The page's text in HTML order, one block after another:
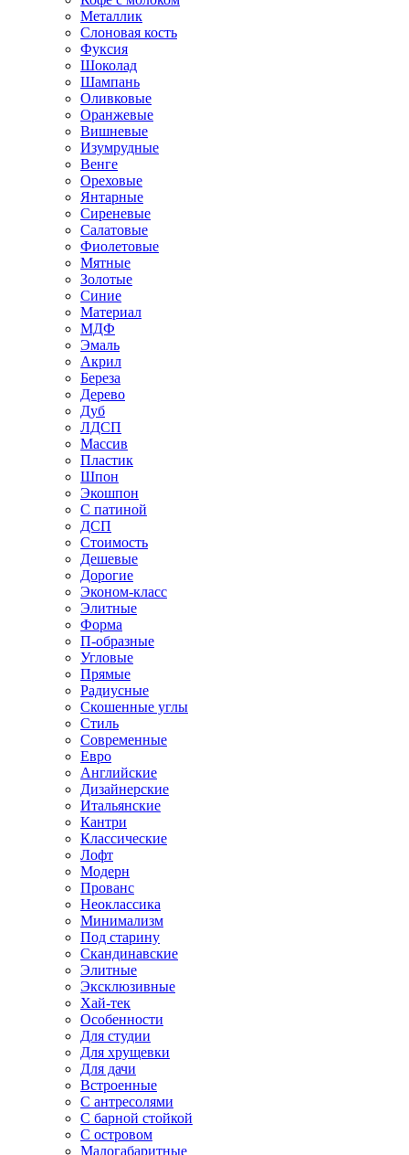
Металлик
Слоновая кость
Фуксия
Шоколад
Шампань
Оливковые
Оранжевые
Вишневые
Изумрудные
Венге
Ореховые
Янтарные
Сиреневые
Салатовые
Фиолетовые
Мятные
Золотые
Синие
Материал
МДФ
Эмаль
Акрил
Береза
Дерево
Дуб
ЛДСП
Массив
Пластик
Шпон
Экошпон
С патиной
ДСП
Стоимость
Дешевые
Дорогие
Эконом-класс
Элитные
Форма
П-образные
Угловые
Прямые
Радиусные
Скошенные углы
Стиль
Современные
Евро
Английские
Дизайнерские
Итальянские
Кантри
Классические
Лофт
Модерн
Прованс
Неоклассика
Минимализм
Под старину
Скандинавские
Элитные
Эксклюзивные
Хай-тек
Особенности
Для студии
Для хрущевки
Для дачи
Встроенные
С антресолями
С барной стойкой
С островом
Малогабаритные